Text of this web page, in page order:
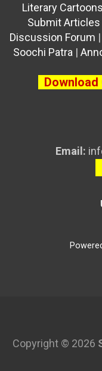
Literary Cartoons
Submit Articles
Discussion Forum |
Soochi Patra |
Email:
Copyright © 2026